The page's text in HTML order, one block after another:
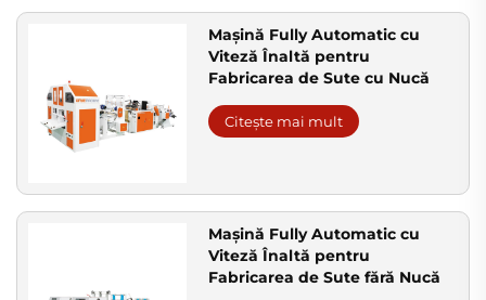
Mașină Fully Automatic cu
Viteză Înaltă pentru
Fabricarea de Sute cu Nucă
Citește mai mult
Mașină Fully Automatic cu
Viteză Înaltă pentru
Fabricarea de Sute fără Nucă